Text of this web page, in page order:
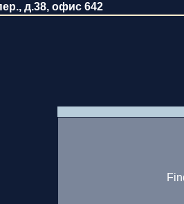
д.38, офис 642